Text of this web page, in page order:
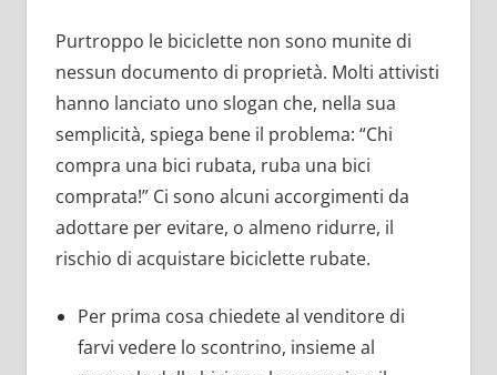
Purtroppo le biciclette non sono munite di
nessun documento di proprietà. Molti attivisti
hanno lanciato uno slogan che, nella sua
semplicità, spiega bene il problema: “Chi
compra una bici rubata, ruba una bici
comprata!” Ci sono alcuni accorgimenti da
adottare per evitare, o almeno ridurre, il
rischio di acquistare biciclette rubate.
Per prima cosa chiedete al venditore di
farvi vedere lo scontrino, insieme al